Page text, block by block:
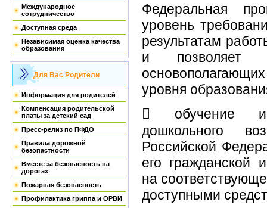
Международное
сотрудничество
Доступная среда
Независимая оценка качества
образования
Для Вас Родители
Информация для родителей
Компенсация родительской
платы за детский сад
Пресс-релиз по ПФДО
Правила дорожной
безопастности
Вместе за безопасность на
дорогах
Пожарная безопасность
Профилактика гриппа и ОРВИ
Федеральная
уровень
результатам
и позволяет
уровня
 обучение и
дошкольного
Российской
его гражданской
на
доступными